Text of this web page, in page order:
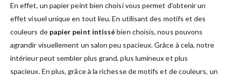
En effet, un papier peint bien choisi vous permet d’obtenir un
effet visuel unique en tout lieu. En utilisant des motifs et des
couleurs de papier peint intissébien choisis, nous pouvons
agrandir visuellement un salon peu spacieux. Grâce à cela, notre
intérieur peut sembler plus grand, plus lumineux et plus
spacieux. En plus, grâce à la richesse de motifs et de couleurs, un